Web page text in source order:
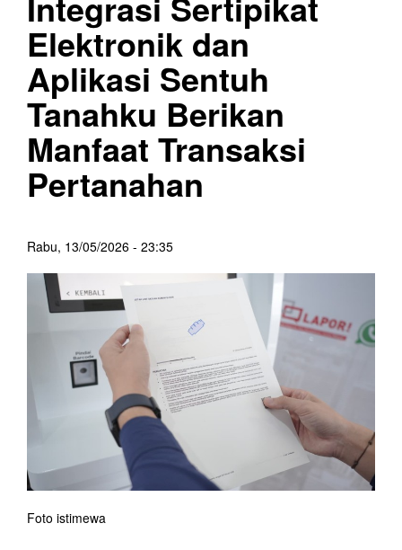
Elektronik dan
Aplikasi Sentuh
Tanahku Berikan
Manfaat Transaksi
Pertanahan
Rabu, 13/05/2026 - 23:35
Foto istimewa